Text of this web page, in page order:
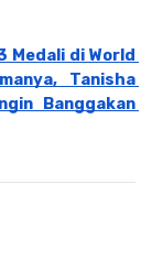
Medali di World
Tanisha
Banggakan